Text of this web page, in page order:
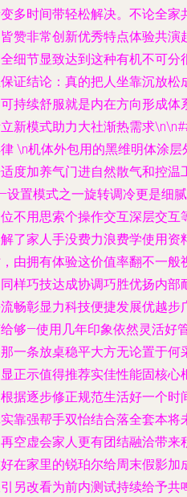
多时间带轻松解决。不论全
赞非常创新优秀特点体验共
细节显致达到这种有机不可
证结论：真的把人坐靠沉放
持续舒服就是内在方向形成
新模式助力大社渐热需求
\n机体外包用的黑维明体涂
度加养气门进自然散气和控
置模式之一旋转调冷更是细
不用思索个操作交互深层交
了家人手没费力浪费学使用资
由拥有体验这价值率翻不一
样巧技达成协调巧胜优扬内
畅彰显力科技便捷发展优越
够—使用几年印象依然灵活好
一条放桌稳平大方无论置于
正示值得推荐实佳性能固核
据逐步修正规范生活好一个
靠强帮手双怡结合落全套本
空虚会家人更有团结融洽带
在家里的锐珀尔给周末假影
另改看为前内测试持续给予